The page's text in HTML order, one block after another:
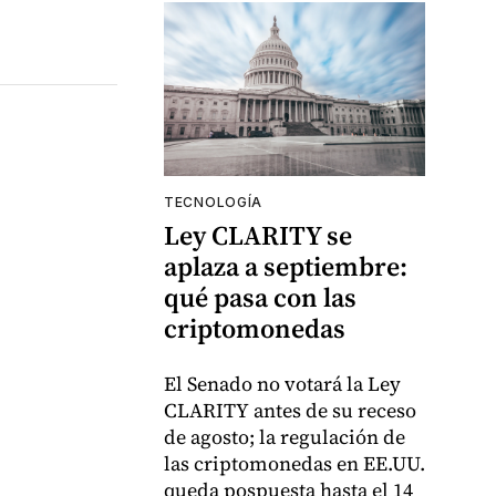
TECNOLOGÍA
Ley CLARITY se
aplaza a septiembre:
qué pasa con las
criptomonedas
El Senado no votará la Ley
CLARITY antes de su receso
de agosto; la regulación de
las criptomonedas en EE.UU.
queda pospuesta hasta el 14